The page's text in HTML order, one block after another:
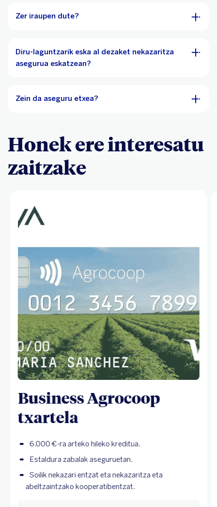
Zer iraupen dute?
Diru-laguntzarik eska al dezaket nekazaritza
asegurua eskatzean?
Zein da aseguru etxea?
Honek ere interesatu
zaitzake
Business Agrocoop
txartela
6.000 €-ra arteko hileko kreditua.
Estaldura zabalak aseguruetan.
Soilik nekazari entzat eta nekazaritza eta
abeltzaintzako kooperatibentzat.